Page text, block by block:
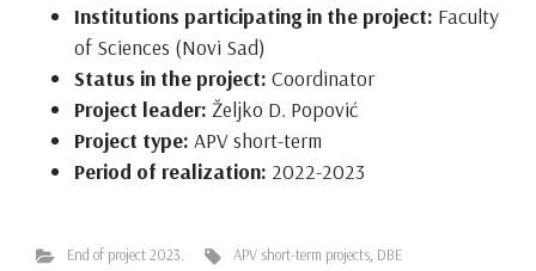
Institutions participating in the project: Faculty
of Sciences (Novi Sad)
Status in the project: Coordinator
Project leader: Željko D. Popović
Project type: APV short-term
Period of realization: 2022-2023
End of project 2023. APV short-term projects DBE